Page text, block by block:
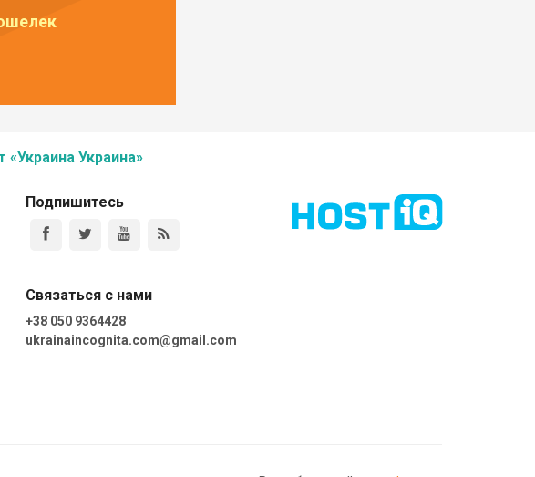
Украина»
Подпишитесь
Связаться с нами
+38 050 9364428
ukrainaincognita.com@gmail.com